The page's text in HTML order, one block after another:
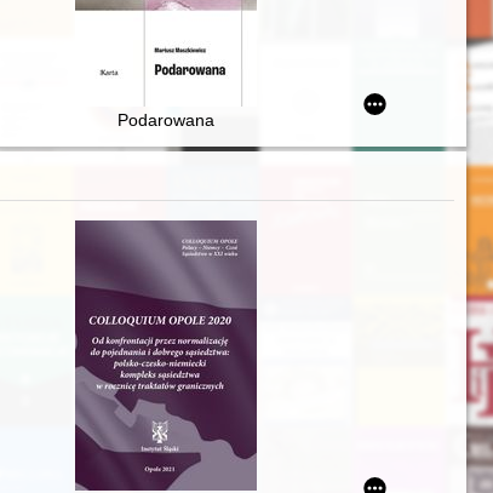
1, Podarowana